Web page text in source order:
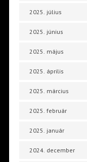
2025. július
2025. június
2025. május
2025. április
2025. március
2025. február
2025. január
2024. december